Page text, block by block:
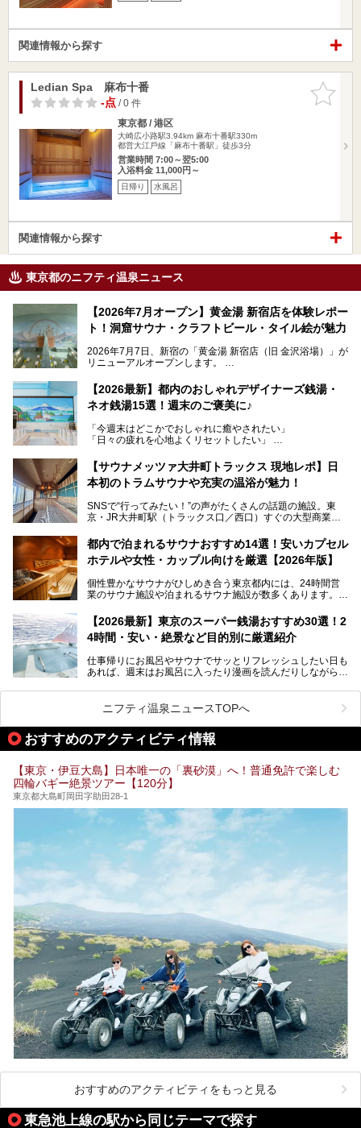
関連情報から探す
お気に入
りに追加
Ledian Spa 麻布十番
-点/ 0 件
東京都 / 港区
大崎広小路駅3.94km 麻布十番駅330m
都営⼤江⼾線「麻布十番駅」徒歩3分
営業時間 7:00～翌5:00
入浴料金 11,000円～
日帰り 水風呂
関連情報から探す
東京都のニフティ温泉ニュース
【2026年7月オープン】黄金湯 新宿店を体験レポー
ト！洞窟サウナ・クラフトビール・タイル絵が魅力
2026年7月7日、新宿の「黄金湯 新宿店（旧 金沢浴場）」が
リニューアルオープンします。
レトロでノスタルジックなタイル絵はそのまま、昔からここ
を知る地元の人にも、新しく足を運んでくれる人にも愛され
る、今の時代の"銭湯"として生まれ変わりました。洞窟のよ
ビアバーなど、新しく登場したスポットも併せて紹介しま
す。充実した設備があるのに、基本の入浴料が銭湯価格の5
【2026最新】都内のおしゃれデザイナーズ銭湯・
ネオ銭湯15選！週末のご褒美に♪
「今週末はどこかでおしゃれに癒やされたい」
「日々の疲れを心地よくリセットしたい」
となっている新しいスタイルの銭湯です。
最近、SNSやメディアで「デザイナーズ銭湯」や「ネオ銭
本記事では、そもそもこれらがどんな銭湯なのか、その気に
いおしゃれな名店15選を、おすすめの順番で一挙にご紹介
します。
【サウナメッツァ大井町トラックス 現地レポ】日
本初のトラムサウナや充実の温浴が魅力！
SNSで“行ってみたい！”の声がたくさんの話題の施設。東
京・JR大井町駅（トラックス口／西口）すぐの大型商業施
ツァ大井町トラックス」がニューオープン。施設の様子をレ
ポ―トします。
都内で泊まれるサウナおすすめ14選！安いカプセル
ホテルや女性・カップル向けを厳選【2026年版】
個性豊かなサウナがひしめき合う東京都内には、24時間営
業のサウナ施設や泊まれるサウナ施設が数多くあります。
を旅の目的とする「サ旅」や自分へのご褒美のための宿泊な
ど、自分の好きなタイミングで好きなだけサ活ができるのが
魅力です。
最近では、男性専用施設だけでなく、カップルや女性に嬉し
い個室サウナも増えてきました。
ら、特におすすめしたい施設14選をご紹介します。
してみてください。
【2026最新】東京のスーパー銭湯おすすめ30選！2
4時間・安い・絶景など目的別に厳選紹介
仕事帰りにお風呂やサウナでサッとリフレッシュしたい日も
あれば、週末はお風呂に入ったり漫画を読んだりしながら一
また、終電を逃してしまい、「このまま朝までゆっくりでき
る場所があれば」と探した経験がある人も多いのではないで
しょうか。
そこで本記事では、東京でおすすめのスーパー銭湯を、目的
24時間営業で宿泊できる施設や、1,000円以下で楽しめる安
い施設、デートや休日レジャーにもぴったりなエンタメ要素
が充実した施設など、利用のシーンに合わせて参考にしてく
ださい。
ニフティ温泉ニュースTOPへ
おすすめのアクティビティ情報
【東京・伊豆大島】日本唯一の「裏砂漠」へ！普通免許で楽しむ
四輪バギー絶景ツアー【120分】
東京都大島町岡田字助田28-1
おすすめのアクティビティをもっと見る
東急池上線の駅から同じテーマで探す